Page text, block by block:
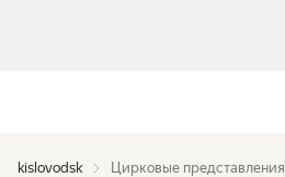
kislovodsk Цирковые представления